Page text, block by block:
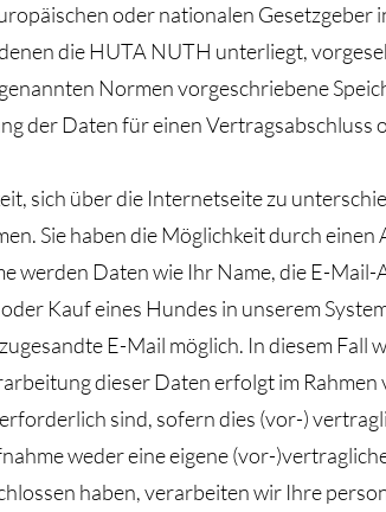
oder nationalen
die HUTA NUTH unterliegt,
Normen vorgeschriebene
der Daten für einen Vertragsabschluss
sich über die Internetseite zu
Sie haben die Möglichkeit durch
werden Daten wie Ihr Name, die E-
Kauf eines Hundes in unserem
E-Mail möglich. In diesem Fall
dieser Daten erfolgt im
sind, sofern dies (vor-)
weder eine eigene (vor-
haben, verarbeiten wir Ihre